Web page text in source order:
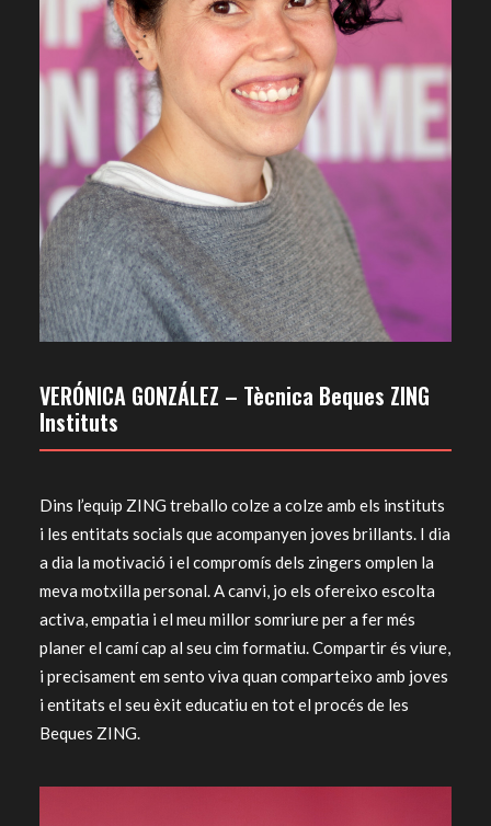
VERÓNICA GONZÁLEZ – Tècnica Beques ZING
Instituts
Dins l’equip ZING treballo colze a colze amb els instituts
i les entitats socials que acompanyen joves brillants. I dia
a dia la motivació i el compromís dels zingers omplen la
meva motxilla personal. A canvi, jo els ofereixo escolta
activa, empatia i el meu millor somriure per a fer més
planer el camí cap al seu cim formatiu. Compartir és viure,
i precisament em sento viva quan comparteixo amb joves
i entitats el seu èxit educatiu en tot el procés de les
Beques ZING.